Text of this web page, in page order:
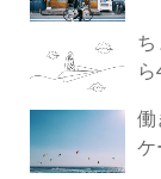
働
ケ